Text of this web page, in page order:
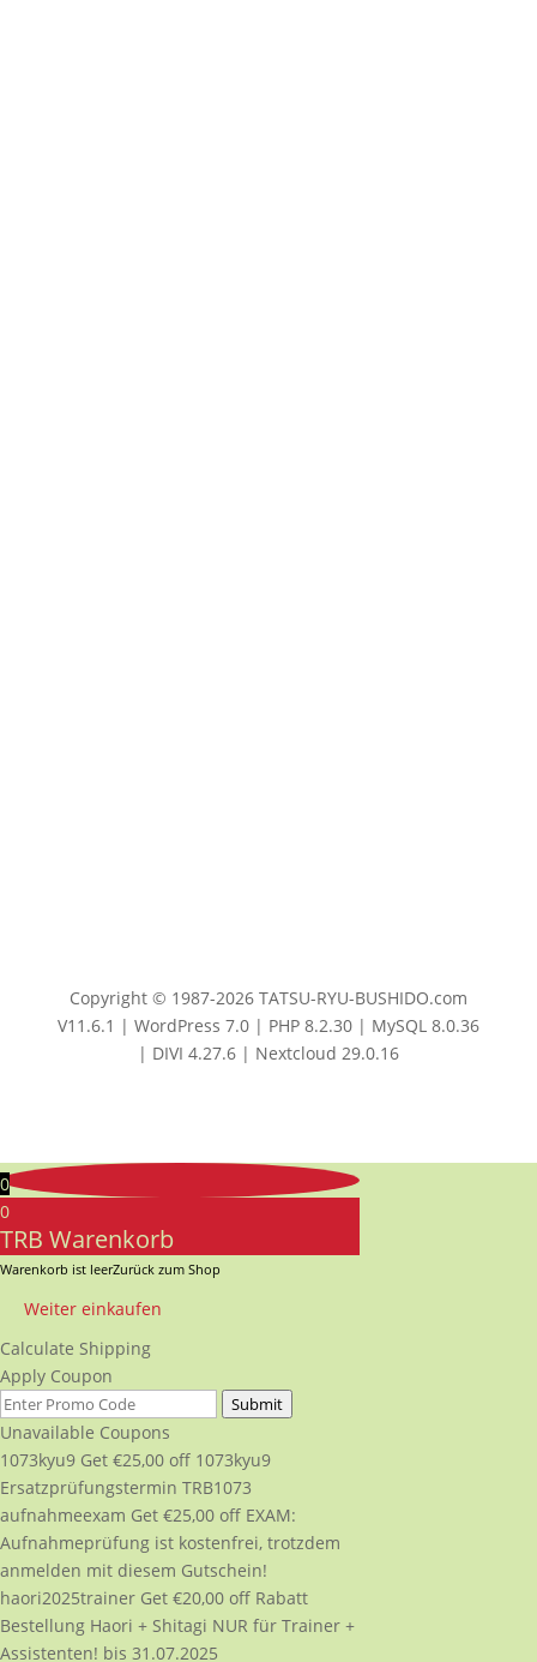
Copyright © 1987-2026 TATSU-RYU-BUSHIDO.com
V11.6.1 | WordPress 7.0 | PHP 8.2.30 | MySQL 8.0.36
| DIVI 4.27.6 | Nextcloud 29.0.16
0
0
TRB Warenkorb
Warenkorb ist leerZurück zum Shop
Weiter einkaufen
Calculate Shipping
Apply Coupon
Submit
Unavailable Coupons
1073kyu9 Get €25,00 off 1073kyu9
Ersatzprüfungstermin TRB1073
aufnahmeexam Get €25,00 off EXAM:
Aufnahmeprüfung ist kostenfrei, trotzdem
anmelden mit diesem Gutschein!
haori2025trainer Get €20,00 off Rabatt
Bestellung Haori + Shitagi NUR für Trainer +
Assistenten! bis 31.07.2025